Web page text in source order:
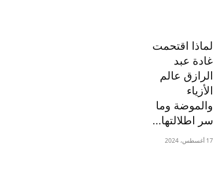
لماذا اقتحمت
غادة عبد
الرازق عالم
الأزياء
والموضة وما
سر اطلالتها...
17 أغسطس، 2024